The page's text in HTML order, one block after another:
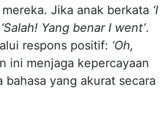
Jika anak berkata ‘I
‘Salah! Yang benar I went’.
respons positif: ‘Oh,
ini menjaga kepercayaan
yang akurat secara